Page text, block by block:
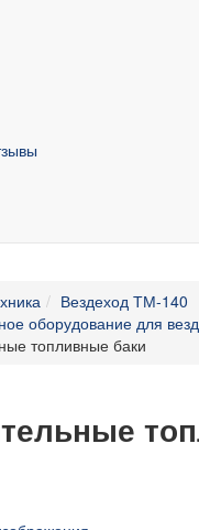
Вездеход ТМ-140
оборудование для
топливные баки